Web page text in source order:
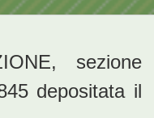
sezione
depositata il